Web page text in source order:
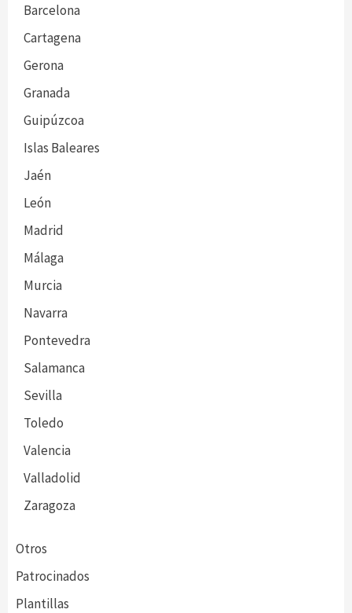
Barcelona
Cartagena
Gerona
Granada
Guipúzcoa
Islas Baleares
Jaén
León
Madrid
Málaga
Murcia
Navarra
Pontevedra
Salamanca
Sevilla
Toledo
Valencia
Valladolid
Zaragoza
Otros
Patrocinados
Plantillas